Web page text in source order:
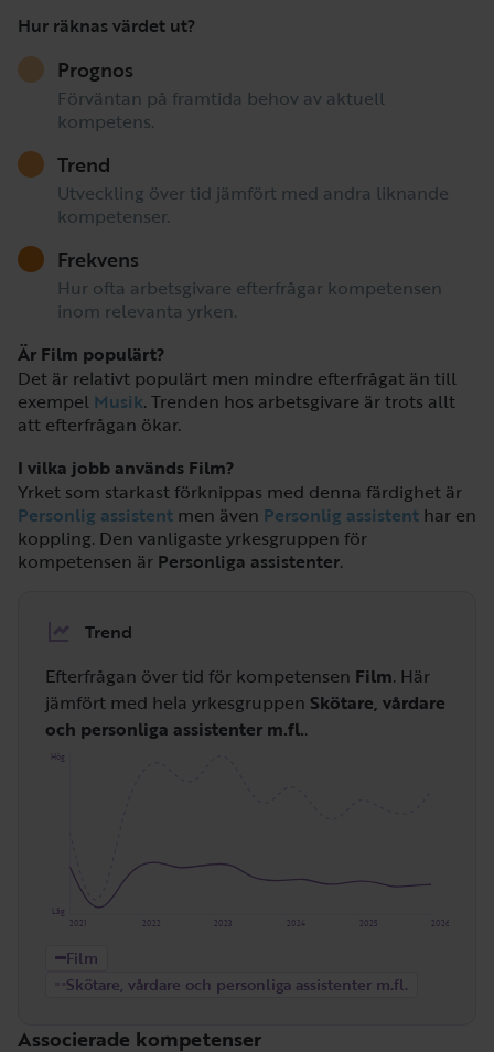
Hur räknas värdet ut?
Prognos
Förväntan på framtida behov av aktuell
kompetens.
Trend
Utveckling över tid jämfört med andra liknande
kompetenser.
Frekvens
Hur ofta arbetsgivare efterfrågar kompetensen
inom relevanta yrken.
Är Film populärt?
Det är relativt populärt men mindre efterfrågat än till
exempel Musik. Trenden hos arbetsgivare är trots allt
att efterfrågan ökar.
I vilka jobb används Film?
Yrket som starkast förknippas med denna färdighet är
Personlig assistent men även Personlig assistent har en
koppling. Den vanligaste yrkesgruppen för
kompetensen är Personliga assistenter.
Trend
Efterfrågan över tid för kompetensen Film. Här
jämfört med hela yrkesgruppen Skötare, vårdare
och personliga assistenter m.fl..
Hög
Låg
2026
2025
2024
2023
2022
2021
Film
Skötare, vårdare och personliga assistenter m.fl.
Associerade kompetenser